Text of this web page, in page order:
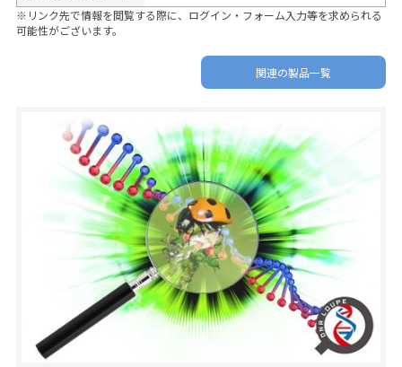
※リンク先で情報を閲覧する際に、ログイン・フォーム入力等を求められる
可能性がございます。
関連の製品一覧